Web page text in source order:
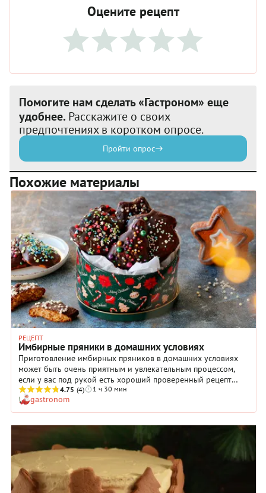
Оцените рецепт
Помогите нам сделать «Гастроном» еще
удобнее. Расскажите о своих
предпочтениях в коротком опросе.
Пройти опрос
Похожие материалы
РЕЦЕПТ
Имбирные пряники в домашних условиях
Приготовление имбирных пряников в домашних условиях
может быть очень приятным и увлекательным процессом,
если у вас под рукой есть хороший проверенный рецепт
теста. Принимайте: мы готовы с радостью поделиться
именно таким! Хотите — ешьте пряники просто для
удовольствия, хотите — дарите их друзьям по поводу и без,
а хотите — украшайте им новогоднюю елку. Умудренные
кулинарным опытом хозяйки сооружают из имбирного теста
заснеженные сладкие домики или рождественские
календари, которые поражают воображение своей
затейливостью. Если же вам до таких вершин еще очень
далеко, просто приготовьте пряники по нашему рецепту:
получится очень красиво и вкусно!
4.75 (4) 1 ч 30 мин
gastronom